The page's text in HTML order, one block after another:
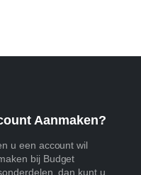
Aanmaken?
u een account wil
bij Budget
dan kunt u